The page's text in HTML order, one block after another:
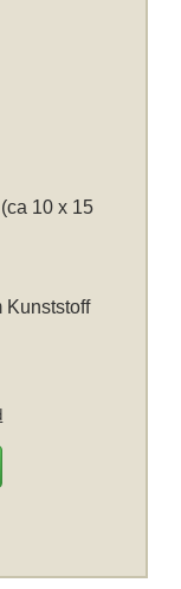
10 x 15
Kunststoff